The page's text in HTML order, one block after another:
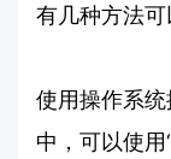
有几种方法可
使用操作系
中，可以使用